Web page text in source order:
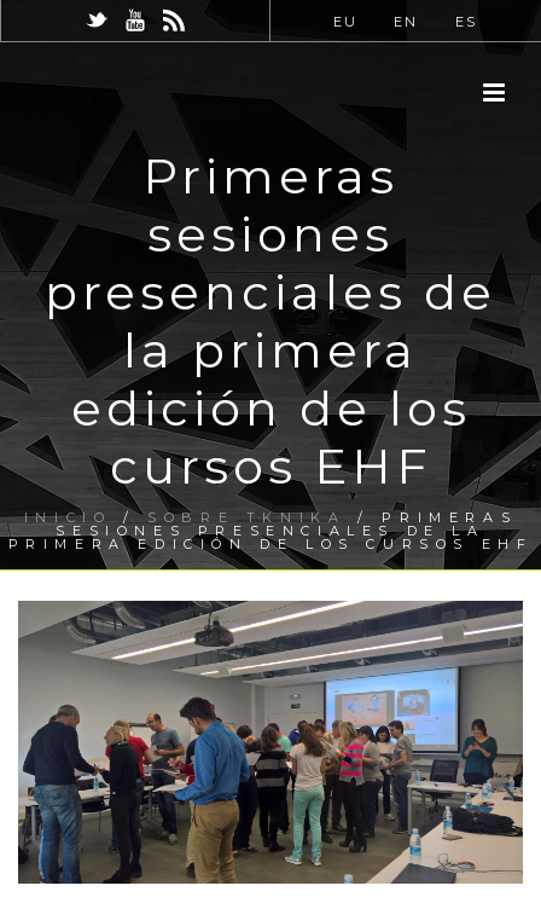
EU EN ES
Primeras
sesiones
presenciales de
la primera
edición de los
cursos EHF
INICIO / SOBRE TKNIKA / PRIMERAS
SESIONES PRESENCIALES DE LA
PRIMERA EDICIÓN DE LOS CURSOS EHF